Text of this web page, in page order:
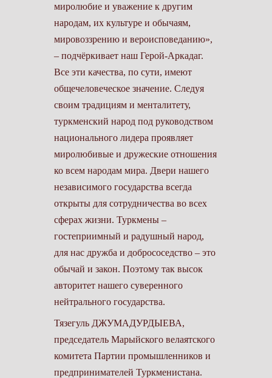
миролюбие и уважение к другим
народам, их культуре и обычаям,
мировоззрению и вероисповеданию»,
– подчёркивает наш Герой-Аркадаг.
Все эти качества, по сути, имеют
общечеловеческое значение. Следуя
своим традициям и менталитету,
туркменский народ под руководством
нацио­нального лидера проявляет
миролюбивые и дружеские отношения
ко всем народам мира. Двери нашего
независимого государства всегда
открыты для сотрудничества во всех
сферах жизни. Туркмены –
гостеприимный и радушный народ,
для нас дружба и добрососедство – это
обычай и закон. Поэтому так высок
авторитет нашего суверенного
нейтрального государства.
Тязегуль ДЖУМАДУРДЫЕВА,
председатель Марыйского велаятского
комитета Партии промышленников и
предпринимателей Туркменистана.